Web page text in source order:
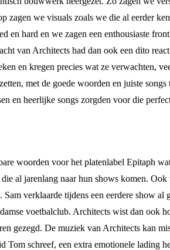
zagen we visuals zoals we die al eerder
en hard en we zagen een enthousiaste
van Architects had dan ook een dito
en kregen precies wat ze verwachten,
met de goede woorden en juiste
en heerlijke songs zorgden voor die
woorden voor het platenlabel Epitaph
al jarenlang naar hun shows komen.
verklaarde tijdens een eerdere show al
voetbalclub. Architects wist dan ook
gezegd. De muziek van Architects kan
Tom schreef, een extra emotionele lading